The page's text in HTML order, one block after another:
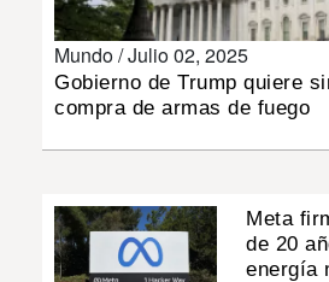
Mundo /Julio 02, 2025
Gobierno de Trump quiere
compra de armas de fuego
Meta
de 20
energía